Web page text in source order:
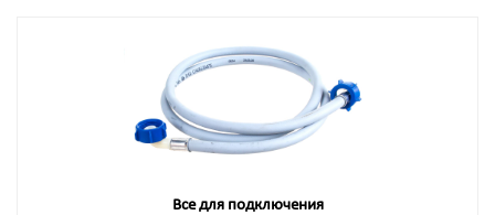
Все для подключения